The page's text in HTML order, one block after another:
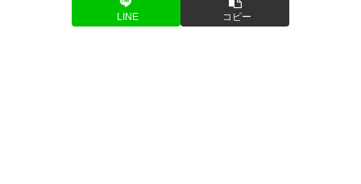
LINE コピー